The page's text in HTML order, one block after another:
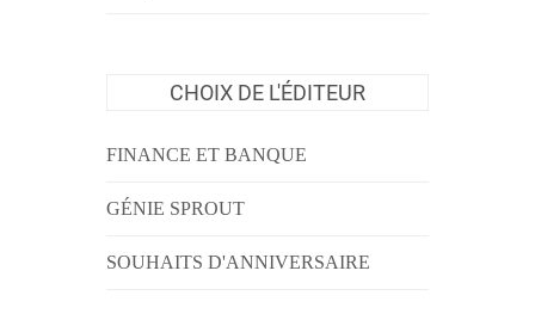
CHOIX DE L'ÉDITEUR
FINANCE ET BANQUE
GÉNIE SPROUT
SOUHAITS D'ANNIVERSAIRE